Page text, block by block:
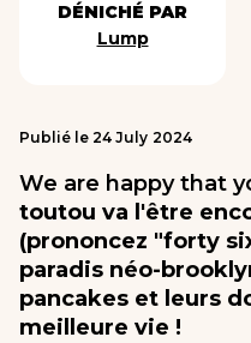
DÉNICHÉ PAR
Lump
Publié le 24 July 2024
We are happy that
toutou va l'être
(prononcez "forty
paradis néo-
pancakes et leurs
meilleure vie !